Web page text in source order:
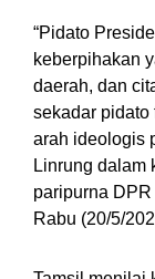
“Pidato
keberpihakan
daerah, dan
sekadar pidato
arah ideologis
Linrung dalam
paripurna
Rabu (20/5/